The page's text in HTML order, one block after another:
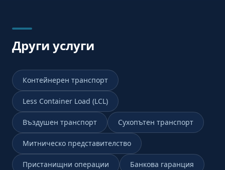
Други услуги
Контейнерен транспорт
Less Container Load (LCL)
Въздушен транспорт Сухопътен транспорт
Митническо представителство
Пристанищни операции Банкова гаранция